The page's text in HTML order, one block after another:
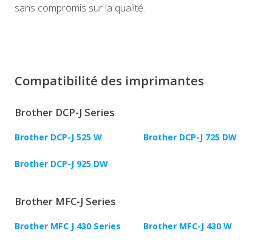
sans compromis sur la qualité.
Compatibilité des imprimantes
Brother DCP-J Series
Brother DCP-J 525 W Brother DCP-J 725 DW
Brother DCP-J 925 DW
Brother MFC-J Series
Brother MFC J 430 Series Brother MFC-J 430 W